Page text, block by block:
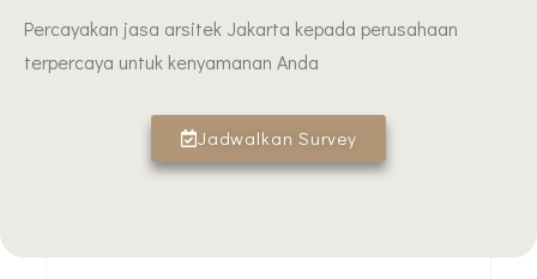
Percayakan jasa arsitek Jakarta kepada perusahaan
terpercaya untuk kenyamanan Anda
Jadwalkan Survey